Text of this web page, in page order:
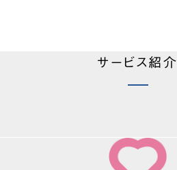
サービス紹介